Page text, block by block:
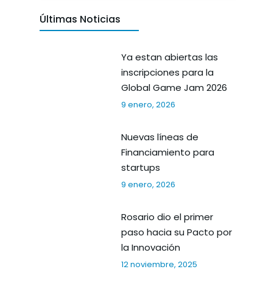
Últimas Noticias
Ya estan abiertas las
inscripciones para la
Global Game Jam 2026
9 enero, 2026
Nuevas líneas de
Financiamiento para
startups
9 enero, 2026
Rosario dio el primer
paso hacia su Pacto por
la Innovación
12 noviembre, 2025